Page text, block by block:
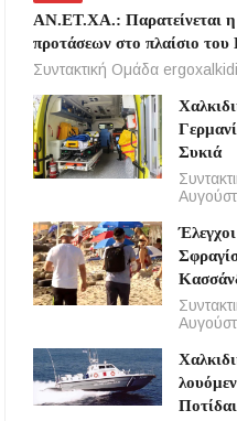
ΑΝ.ΕΤ.ΧΑ.: Παρατείνεται η
προτάσεων στο πλαίσιο
Συντακτική Ομάδα
Συκιά